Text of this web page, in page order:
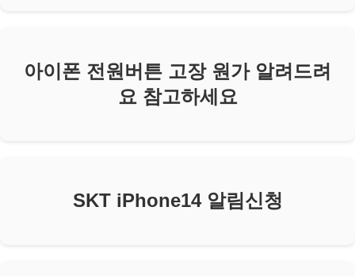
아이폰 전원버튼 고장 원가 알려드려
요 참고하세요
SKT iPhone14 알림신청